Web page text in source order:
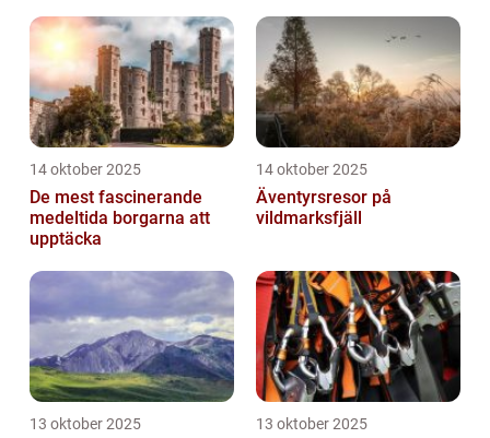
14 oktober 2025
De mest fascinerande
medeltida borgarna att
upptäcka
14 oktober 2025
Äventyrsresor på
vildmarksfjäll
13 oktober 2025 13 oktober 2025